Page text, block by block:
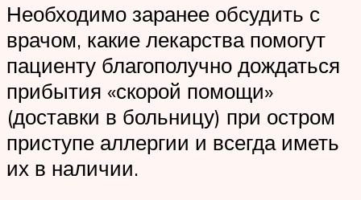
Необходимо заранее обсудить с
врачом, какие лекарства помогут
пациенту благополучно дождаться
прибытия «скорой помощи»
(доставки в больницу) при остром
приступе аллергии и всегда иметь
их в наличии.